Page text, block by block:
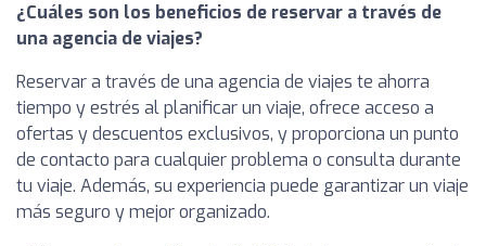
¿Cuáles son los beneficios de reservar a través de
una agencia de viajes?
Reservar a través de una agencia de viajes te ahorra
tiempo y estrés al planificar un viaje, ofrece acceso a
ofertas y descuentos exclusivos, y proporciona un punto
de contacto para cualquier problema o consulta durante
tu viaje. Además, su experiencia puede garantizar un viaje
más seguro y mejor organizado.